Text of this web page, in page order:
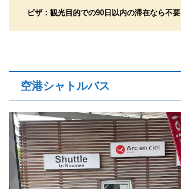
ビザ：観光目的での90日以内の滞在なら不要
空港シャトルバス